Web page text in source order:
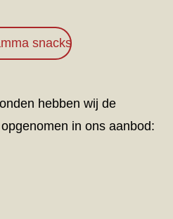
snacks
hebben wij de
in ons aanbod: